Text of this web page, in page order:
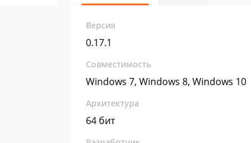
Версия
0.17.1
Совместимость
Windows 7, Windows 8, Windows 10
Архитектура
64 бит